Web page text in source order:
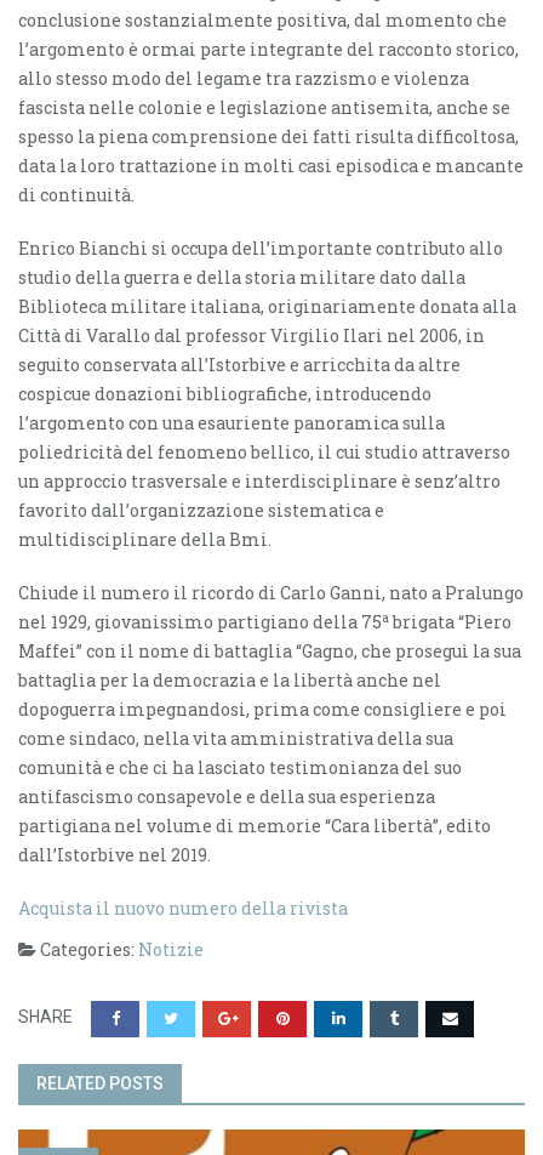
conclusione sostanzialmente positiva, dal momento che
l’argomento è ormai parte integrante del racconto storico,
allo stesso modo del legame tra razzismo e violenza
fascista nelle colonie e legislazione antisemita, anche se
spesso la piena comprensione dei fatti risulta difficoltosa,
data la loro trattazione in molti casi episodica e mancante
di continuità.
Enrico Bianchi si occupa dell’importante contributo allo
studio della guerra e della storia militare dato dalla
Biblioteca militare italiana, originariamente donata alla
Città di Varallo dal professor Virgilio Ilari nel 2006, in
seguito conservata all’Istorbive e arricchita da altre
cospicue donazioni bibliografiche, introducendo
l’argomento con una esauriente panoramica sulla
poliedricità del fenomeno bellico, il cui studio attraverso
un approccio trasversale e interdisciplinare è senz’altro
favorito dall’organizzazione sistematica e
multidisciplinare della Bmi.
Chiude il numero il ricordo di Carlo Ganni, nato a Pralungo
nel 1929, giovanissimo partigiano della 75abrigata “Piero
Maffei” con il nome di battaglia “Gagno, che proseguì la sua
battaglia per la democrazia e la libertà anche nel
dopoguerra impegnandosi, prima come consigliere e poi
come sindaco, nella vita amministrativa della sua
comunità e che ci ha lasciato testimonianza del suo
antifascismo consapevole e della sua esperienza
partigiana nel volume di memorie “Cara libertà”, edito
dall’Istorbive nel 2019.
Acquista il nuovo numero della rivista
Categories: Notizie
SHARE
RELATED POSTS